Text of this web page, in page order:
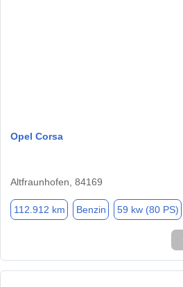
Opel Corsa
Altfraunhofen, 84169
112.912 km Benzin 59 kw (80 PS)